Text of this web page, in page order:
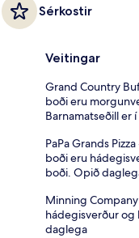
Sérkostir
Veitingar
Grand Country
boði eru
Barnamatseðill er
PaPa Grands
boði eru
boði. Opið
Minning
hádegisverður og
daglega